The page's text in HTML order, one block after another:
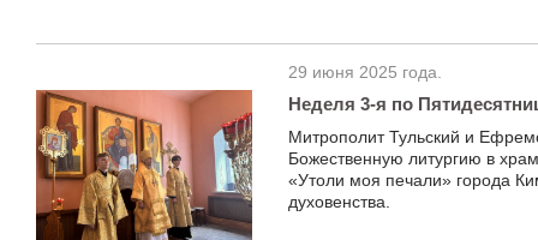
29 июня 2025 года.
Неделя 3-я по
Митрополит Тульский и
Божественную литургию в
«Утоли моя печали» города
духовенства.